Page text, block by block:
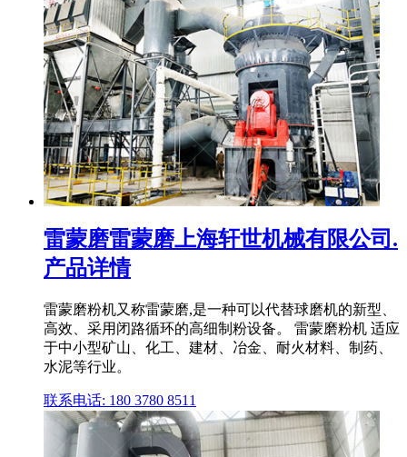
雷蒙磨雷蒙磨上海轩世机械有限公司.
产品详情
雷蒙磨粉机又称雷蒙磨,是一种可以代替球磨机的新型、
高效、采用闭路循环的高细制粉设备。 雷蒙磨粉机 适应
于中小型矿山、化工、建材、冶金、耐火材料、制药、
水泥等行业。
联系电话: 180 3780 8511